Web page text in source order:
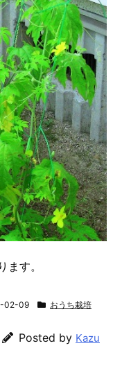
す。
02-09 おうち栽培
Posted by Kazu